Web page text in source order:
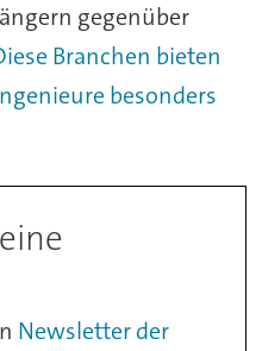
gegenüber
Branchen bieten
besonders
Newsletter der